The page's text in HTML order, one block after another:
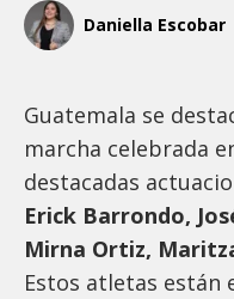
Daniella Escobar
Guatemala se
marcha celebrada
destacadas
Erick Barrondo,
Mirna Ortiz,
Estos atletas están